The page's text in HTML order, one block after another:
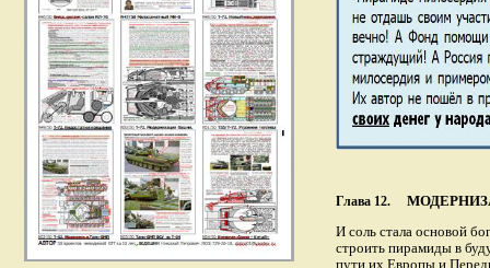
Глава 12.
И соль стала основой
строить пирамиды в
пути их Европы и